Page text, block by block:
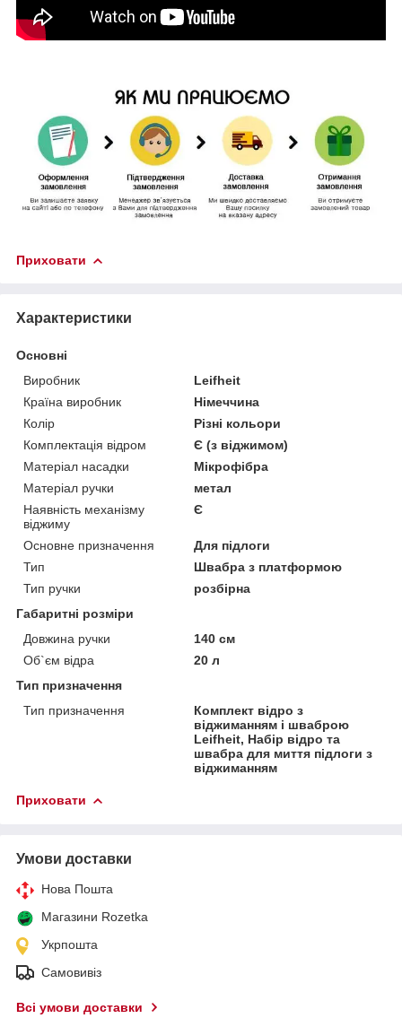
Приховати
Характеристики
Основні
Виробник
Leifheit
Країна виробник
Німеччина
Колір
Різні кольори
Комплектація відром
Є (з віджимом)
Матеріал насадки
Мікрофібра
Матеріал ручки
метал
Наявність механізму
віджиму
Є
Основне призначення
Для підлоги
Тип
Швабра з платформою
Тип ручки
розбірна
Габаритні розміри
Довжина ручки
140 см
Об`єм відра
20 л
Тип призначення
Тип призначення
Комплект відро з
віджиманням і шваброю
Leifheit, Набір відро та
швабра для миття підлоги з
віджиманням
Приховати
Умови доставки
Нова Пошта
Магазини Rozetka
Укрпошта
Самовивіз
Всі умови доставки